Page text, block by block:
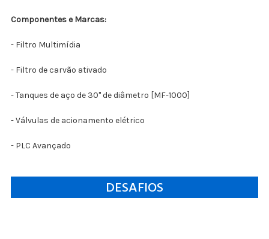
Componentes e Marcas:
- Filtro Multimídia
- Filtro de carvão ativado
- Tanques de aço de 30" de diâmetro [MF-1000]
- Válvulas de acionamento elétrico
- PLC Avançado
DESAFIOS